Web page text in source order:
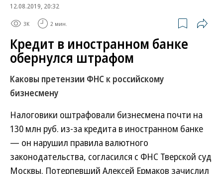
12.08.2019, 20:32
3K 2 мин.
Кредит в иностранном банке
обернулся штрафом
Каковы претензии ФНС к российскому
бизнесмену
Налоговики оштрафовали бизнесмена почти на
130 млн руб. из-за кредита в иностранном банке
— он нарушил правила валютного
законодательства, согласился с ФНС Тверской суд
Москвы. Потерпевший Алексей Ермаков зачислил